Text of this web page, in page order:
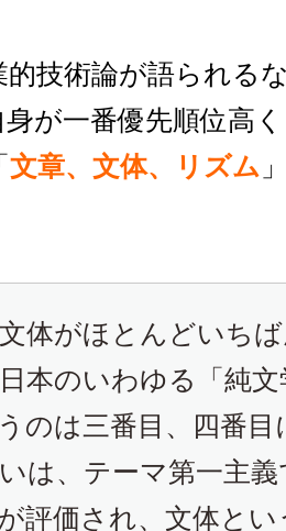
技術論が語られる
が一番優先順位高
文章、文体、リズム
体がほとんどいち
本のいわゆる「純
のは三番目、四番
は、テーマ第一主
評価され、文体と